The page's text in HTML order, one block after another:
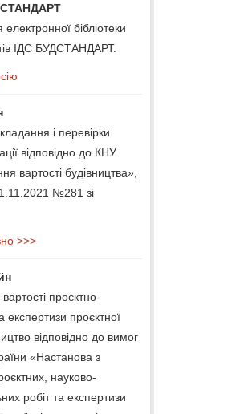
бібліотеки
ІДС БУДСТАНДАРТ.
і перевірки
відповідно до КНУ
вартості будівництва»,
№281 зі
>>>
проєктно-
експертизи проєктної
відповідно до вимог
«Настанова з
науково-
робіт та експертизи